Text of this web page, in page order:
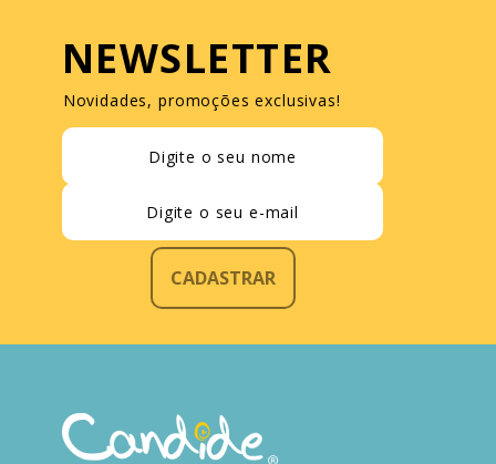
NEWSLETTER
Novidades, promoções exclusivas!
CADASTRAR